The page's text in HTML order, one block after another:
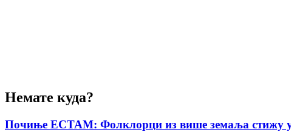
Немате куда?
Почиње ЕСТАМ: Фолклорци из више земаља стижу у